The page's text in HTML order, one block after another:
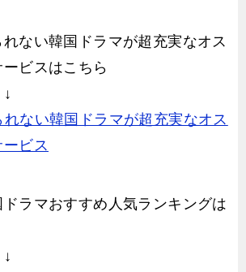
ない韓国ドラマが超充実なオス
ビスはこちら
れない韓国ドラマが超充実なオス
ビス
ラマおすすめ人気ランキングは